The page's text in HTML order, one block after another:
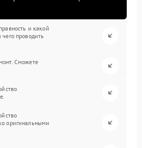
и какой
проводить
Сможете
оригинальными